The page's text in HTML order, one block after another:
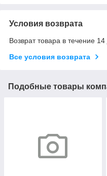
Условия возврата
Возврат товара в течение
Все условия возврата
Подобные товары